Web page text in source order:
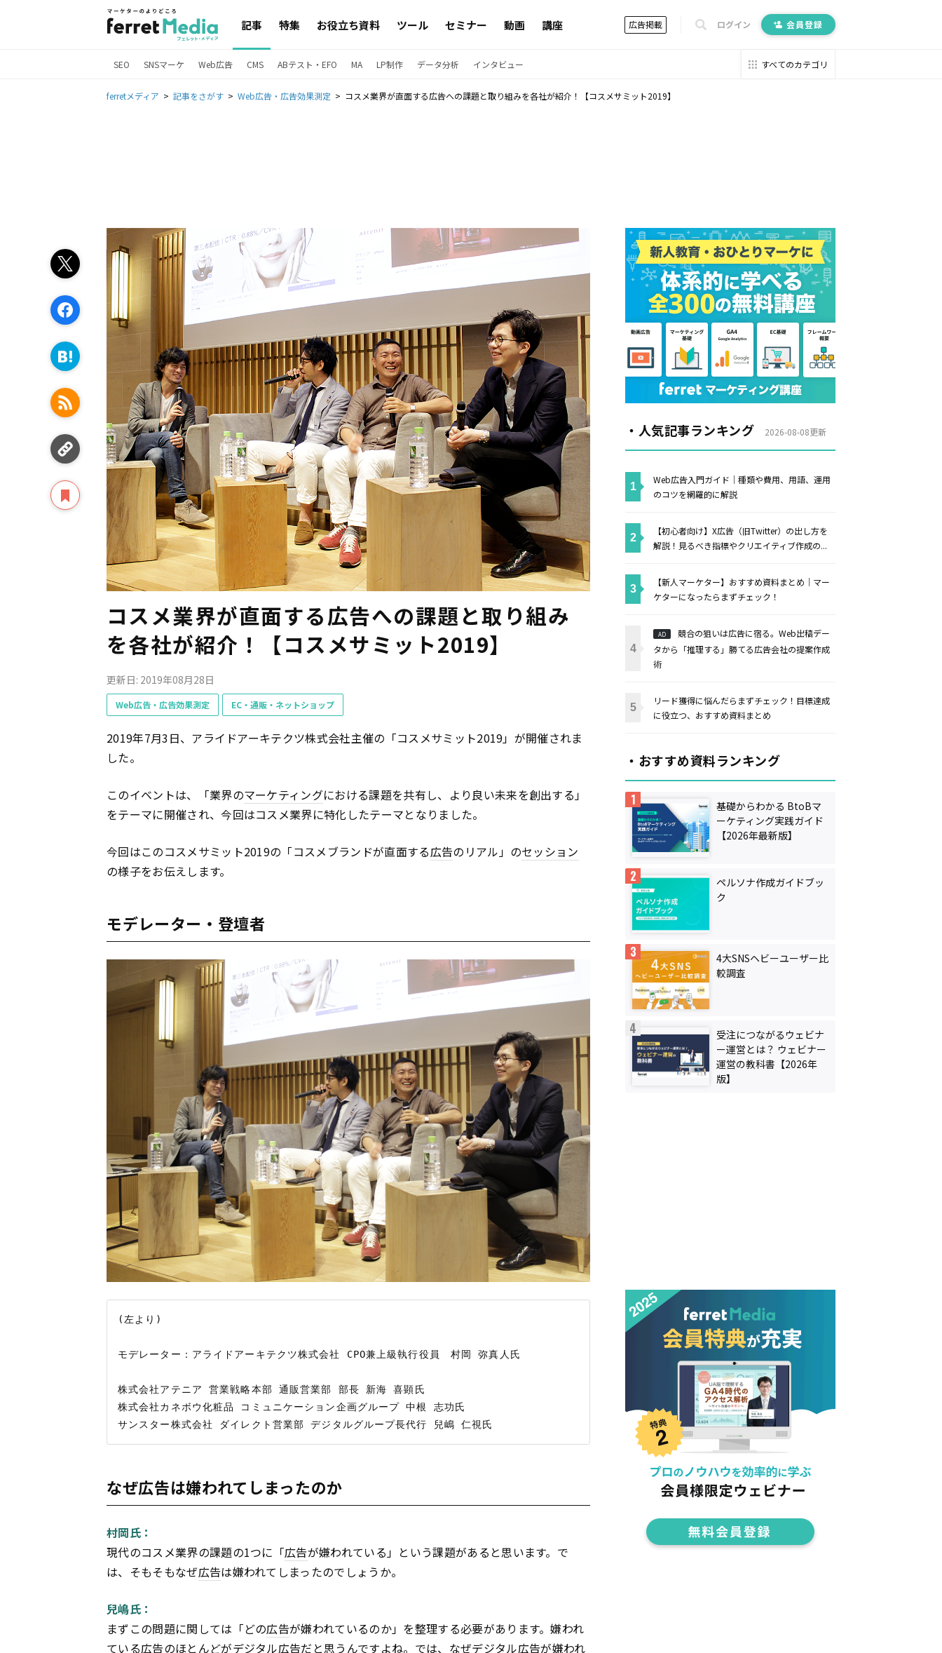
記事 特集 お役立ち資料 ツール セミナー 動画 講座 広告掲載 ログイン 会員登録
SEO SNSマーケ Web広告 CMS ABテスト・EFO MA LP制作 データ分析 インタビュー すべてのカテゴリ
ferretメディア 記事をさがす Web広告・広告効果測定 コスメ業界が直面する広告への課題と取り組みを各社が紹介！【コスメサミット2019】
コスメ業界が直面する広告への課題と取り組み
を各社が紹介！【コスメサミット2019】
更新日: 2019年08月28日
Web広告・広告効果測定 EC・通販・ネットショップ
2019年7月3日、アライドアーキテクツ株式会社主催の「コスメサミット2019」が開催されま
した。
このイベントは、「業界のマーケティングにおける課題を共有し、より良い未来を創出する」
をテーマに開催され、今回はコスメ業界に特化したテーマとなりました。
今回はこのコスメサミット2019の「コスメブランドが直面する広告のリアル」のセッション
の様子をお伝えします。
モデレーター・登壇者
(左より)
モデレーター：アライドアーキテクツ株式会社 CPO兼上級執行役員　村岡 弥真人氏
株式会社アテニア 営業戦略本部 通販営業部 部長 新海 喜顕氏
株式会社カネボウ化粧品 コミュニケーション企画グループ 中根 志功氏
なぜ広告は嫌われてしまったのか
村岡氏：
現代のコスメ業界の課題の1つに「広告が嫌われている」という課題があると思います。で
は、そもそもなぜ広告は嫌われてしまったのでしょうか。
兒嶋氏：
まずこの問題に関しては「どの広告が嫌われているのか」を整理する必要があります。嫌われ
ている広告のほとんどがデジタル広告だと思うんですよね。では、なぜデジタル広告が嫌われ
・人気記事ランキング 2026-08-08更新
Web広告入門ガイド｜種類や費用、用語、運用
のコツを網羅的に解説
【初心者向け】X広告（旧Twitter）の出し方を
解説！見るべき指標やクリエイティブ作成の...
【新人マーケター】おすすめ資料まとめ｜マー
ケターになったらまずチェック！
AD
競合の狙いは広告に宿る。Web出稿デー
タから「推理する」勝てる広告会社の提案作成
術
リード獲得に悩んだらまずチェック！目標達成
に役立つ、おすすめ資料まとめ
・おすすめ資料ランキング
基礎からわかる BtoBマ
ーケティング実践ガイド
【2026年最新版】
ペルソナ作成ガイドブッ
ク
4大SNSヘビーユーザー比
較調査
受注につながるウェビナ
ー運営とは？ ウェビナー
運営の教科書【2026年
版】